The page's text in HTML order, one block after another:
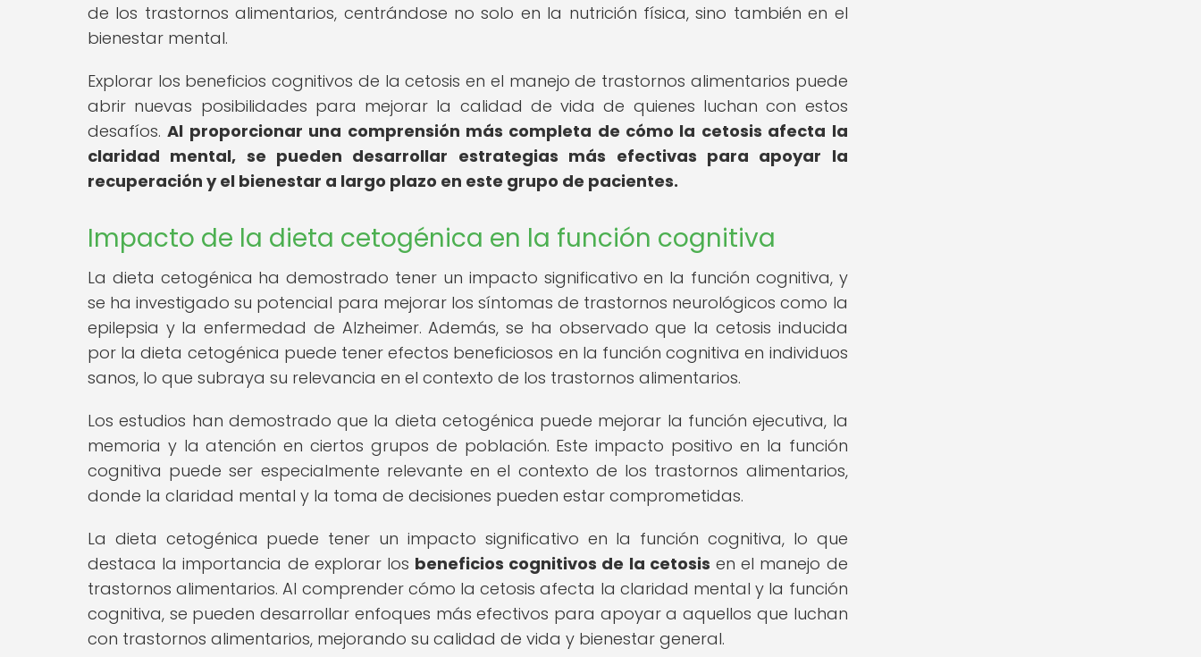
de los trastornos alimentarios, centrándose no solo en la nutrición física, sino también en el
bienestar mental.
Explorar los beneficios cognitivos de la cetosis en el manejo de trastornos alimentarios puede
abrir nuevas posibilidades para mejorar la calidad de vida de quienes luchan con estos
desafíos.Al proporcionar una comprensión más completa de cómo la cetosis afecta la
claridad mental, se pueden desarrollar estrategias más efectivas para apoyar la
recuperación y el bienestar a largo plazo en este grupo de pacientes.
Impacto de la dieta cetogénica en la función cognitiva
La dieta cetogénica ha demostrado tener un impacto significativo en la función cognitiva, y
se ha investigado su potencial para mejorar los síntomas de trastornos neurológicos como la
epilepsia y la enfermedad de Alzheimer. Además, se ha observado que la cetosis inducida
por la dieta cetogénica puede tener efectos beneficiosos en la función cognitiva en individuos
sanos, lo que subraya su relevancia en el contexto de los trastornos alimentarios.
Los estudios han demostrado que la dieta cetogénica puede mejorar la función ejecutiva, la
memoria y la atención en ciertos grupos de población. Este impacto positivo en la función
cognitiva puede ser especialmente relevante en el contexto de los trastornos alimentarios,
donde la claridad mental y la toma de decisiones pueden estar comprometidas.
La dieta cetogénica puede tener un impacto significativo en la función cognitiva, lo que
destaca la importancia de explorar los beneficios cognitivos de la cetosis en el manejo de
trastornos alimentarios. Al comprender cómo la cetosis afecta la claridad mental y la función
cognitiva, se pueden desarrollar enfoques más efectivos para apoyar a aquellos que luchan
con trastornos alimentarios, mejorando su calidad de vida y bienestar general.